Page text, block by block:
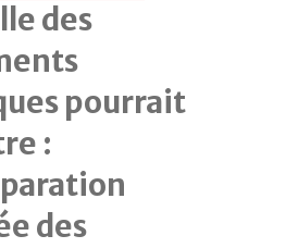
des
pourrait
:
des